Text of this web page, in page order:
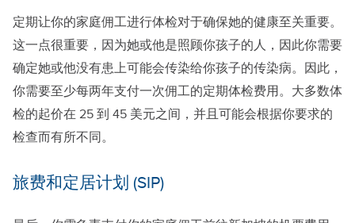
定期让你的家庭佣工进行体检对于确保她的健康至关重要。
这一点很重要，因为她或他是照顾你孩子的人，因此你需要
确定她或他没有患上可能会传染给你孩子的传染病。因此，
你需要至少每两年支付一次佣工的定期体检费用。大多数体
检的起价在 25 到 45 美元之间，并且可能会根据你要求的
检查而有所不同。
旅费和定居计划 (SIP)